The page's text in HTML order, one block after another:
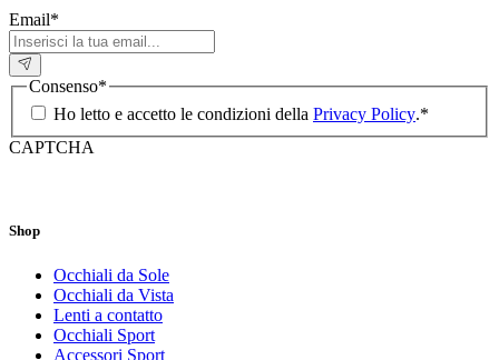
Email*
Consenso*
Ho letto e accetto le condizioni della Privacy Policy.*
CAPTCHA
Shop
Occhiali da Sole
Occhiali da Vista
Lenti a contatto
Occhiali Sport
Accessori Sport